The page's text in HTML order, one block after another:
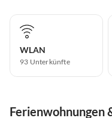
WLAN
93 Unterkünfte
Ferienwohnungen